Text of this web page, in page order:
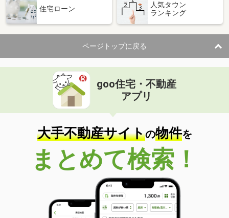
住宅ローン
人気タウン
ランキング
ページトップに戻る
goo住宅・不動産
アプリ
大手不動産サイトの物件を
まとめて検索！